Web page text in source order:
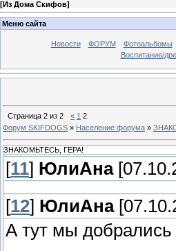
[Из Дома Скифов]
Меню сайта
Новости ФОРУМ Фотоальбомы
Воспитание/
Страница 2 из 2 « 1 2
Форум SKIFDOGS » Население форума »
ЗНАКОМЬТЕСЬ, ГЕРА!
[11] ЮлиАна
[12] ЮлиАна
А тут мы добрались